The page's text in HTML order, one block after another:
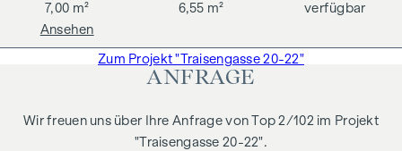
7,00 m²
6,55 m² verfügbar
Ansehen
Zum Projekt "Traisengasse 20-22"
ANFRAGE
Wir freuen uns über Ihre Anfrage von Top 2/102 im Projekt
"Traisengasse 20-22".